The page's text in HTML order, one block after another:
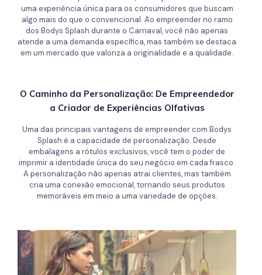
uma experiência única para os consumidores que buscam
algo mais do que o convencional. Ao empreender no ramo
dos Bodys Splash durante o Carnaval, você não apenas
atende a uma demanda específica, mas também se destaca
em um mercado que valoriza a originalidade e a qualidade.
O Caminho da Personalização: De Empreendedor
a Criador de Experiências Olfativas
Uma das principais vantagens de empreender com Bodys
Splash é a capacidade de personalização. Desde
embalagens a rótulos exclusivos, você tem o poder de
imprimir a identidade única do seu negócio em cada frasco.
A personalização não apenas atrai clientes, mas também
cria uma conexão emocional, tornando seus produtos
memoráveis em meio a uma variedade de opções.